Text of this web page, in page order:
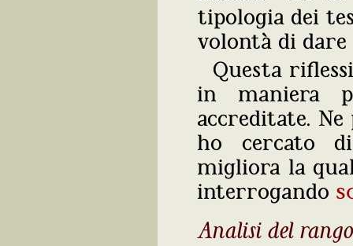
tipologia dei
volontà di dare
Questa
in maniera
accreditate.
ho cercato di
migliora la
interrogando
Analisi del